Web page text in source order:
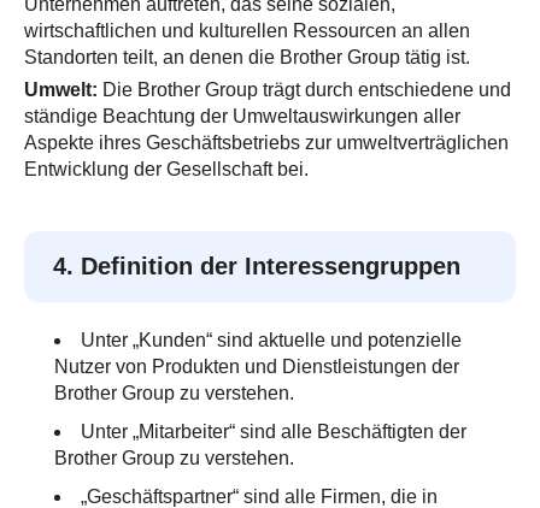
wirtschaftlichen und kulturellen Ressourcen an allen
Standorten teilt, an denen die Brother Group tätig ist.
Umwelt: Die Brother Group trägt durch entschiedene und
ständige Beachtung der Umweltauswirkungen aller
Aspekte ihres Geschäftsbetriebs zur umweltverträglichen
Entwicklung der Gesellschaft bei.
4. Definition der Interessengruppen
Unter „Kunden“ sind aktuelle und potenzielle
Nutzer von Produkten und Dienstleistungen der
Brother Group zu verstehen.
Unter „Mitarbeiter“ sind alle Beschäftigten der
Brother Group zu verstehen.
„Geschäftspartner“ sind alle Firmen, die in